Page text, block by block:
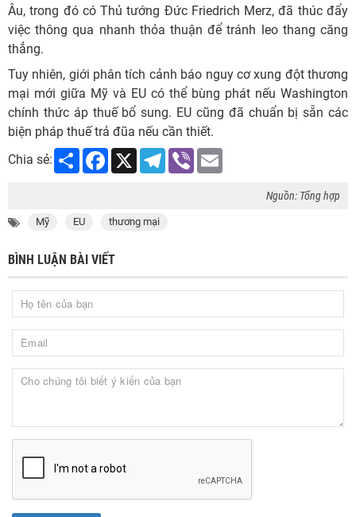
Âu, trong đó có Thủ tướng Đức Friedrich Merz, đã thúc đẩy
việc thông qua nhanh thỏa thuận để tránh leo thang căng
thẳng.
Tuy nhiên, giới phân tích cảnh báo nguy cơ xung đột thương
mại mới giữa Mỹ và EU có thể bùng phát nếu Washington
chính thức áp thuế bổ sung. EU cũng đã chuẩn bị sẵn các
biện pháp thuế trả đũa nếu cần thiết.
Chia sẻ:
Share Facebook
X Telegram
Viber
Nguồn: Tổng hợp
Mỹ EU thương mại
BÌNH LUẬN BÀI VIẾT